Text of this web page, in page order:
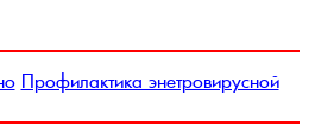
Профилактика энетровирусной